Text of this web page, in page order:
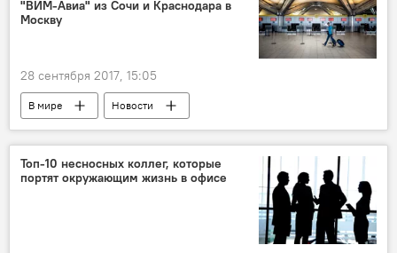
"ВИМ-Авиа" из Сочи и Краснодара в
Москву
28 сентября 2017, 15:05
В мире Новости
Топ-10 несносных коллег, которые
портят окружающим жизнь в офисе